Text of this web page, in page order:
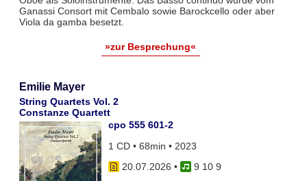
Ganassi Consort mit Cembalo sowie Barockcello oder aber
Viola da gamba besetzt.
»zur Besprechung«
Emilie Mayer
String Quartets Vol. 2
Constanze Quartett
cpo 555 601-2
1 CD • 68min • 2023
20.07.2026 •
9 10 9